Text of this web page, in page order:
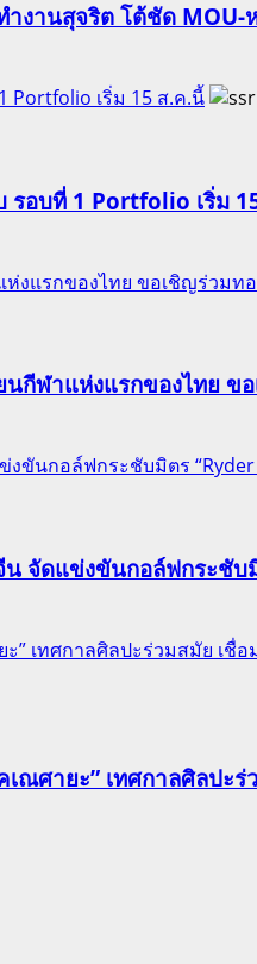
ำงานสุจริต โต้ชัด
Portfolio เริ่ม 15 ส.ค.นี้
รอบที่ 1 Portfolio เริ่ม
ห่งแรกของไทย ขอเชิญร่ว
นกีฬาแห่งแรกของไท
ขันกอล์ฟกระชับมิตร
จัดแข่งขันกอล์ฟกระชั
เทศกาลศิลปะร่วมสมัย เชื่
ศายะ” เทศกาลศิลปะ